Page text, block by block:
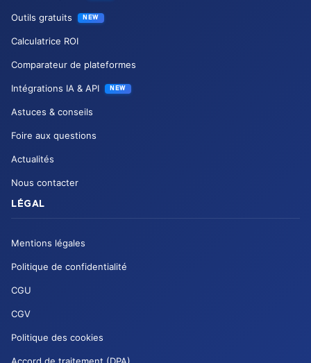
Outils gratuits NEW
Calculatrice ROI
Comparateur de plateformes
Intégrations IA & API NEW
Astuces & conseils
Foire aux questions
Actualités
Nous contacter
LÉGAL
Mentions légales
Politique de confidentialité
CGU
CGV
Politique des cookies
Accord de traitement (DPA)